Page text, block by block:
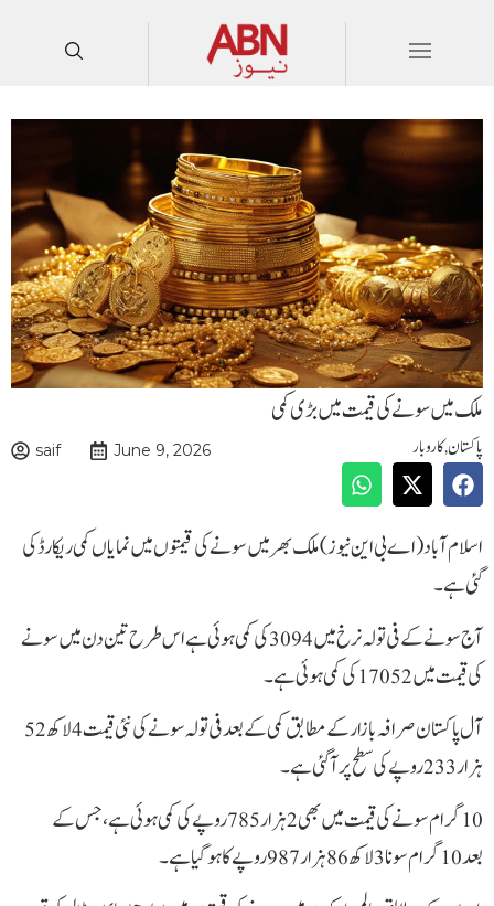
ملک میں سونے کی قیمت میں بڑی کمی
پاکستان,کاروبار saif June 9, 2026
اسلام آباد(اے بی این نیوز)ملک بھر میں سونے کی قیمتوں میں نمایاں کمی ریکارڈ کی
گئی ہے۔
آج سونے کے فی تولہ نرخ میں 3094 کی کمی ہوئی ہے اس طرح تین دن میں سونے
کی قیمت میں 17052 کی کمی ہوئی ہے۔
آل پاکستان صرافہ بازار کے مطابق کمی کے بعد فی تولہ سونے کی نئی قیمت 4 لاکھ 52
ہزار 233 روپے کی سطح پر آ گئی ہے۔
10 گرام سونے کی قیمت میں بھی 2 ہزار 785 روپے کی کمی ہوئی ہے، جس کے
بعد 10 گرام سونا 3 لاکھ 86 ہزار 987 روپے کا ہو گیا ہے۔